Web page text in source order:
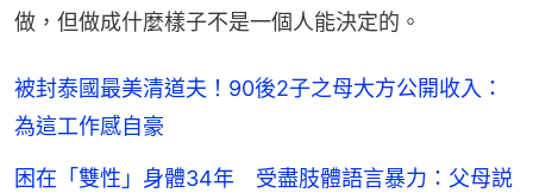
做，但做成什麼樣子不是一個人能決定的。
被封泰國最美清道夫！90後2子之母大方公開收入：
為這工作感自豪
困在「雙性」身體34年 受盡肢體語言暴力：父母説